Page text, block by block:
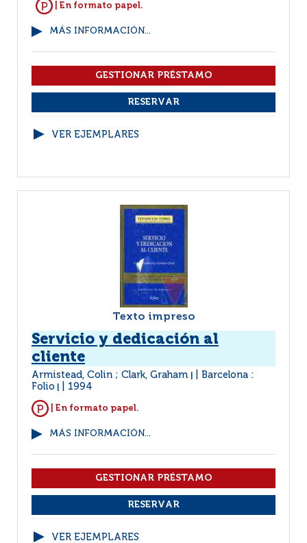
| En formato papel.
MÁS INFORMACIÓN...
VER EJEMPLARES
Texto impreso
Servicio y dedicación al
cliente
Armistead, Colin ; Clark, Graham
Barcelona :
Folio
1994
| En formato papel.
MÁS INFORMACIÓN...
VER EJEMPLARES